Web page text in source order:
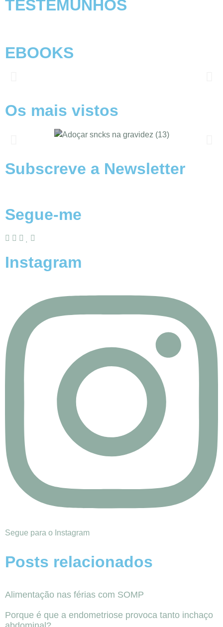
TESTEMUNHOS
EBOOKS
Os mais vistos
Subscreve a Newsletter
Segue-me
Instagram
Segue para o Instagram
Posts relacionados
Alimentação nas férias com SOMP
Porque é que a endometriose provoca tanto inchaço